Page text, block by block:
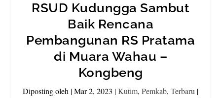
RSUD Kudungga Sambut
Baik Rencana
Pembangunan RS Pratama
di Muara Wahau –
Kongbeng
Diposting oleh |Mar 2, 2023 |Kutim, Pemkab, Terbaru |